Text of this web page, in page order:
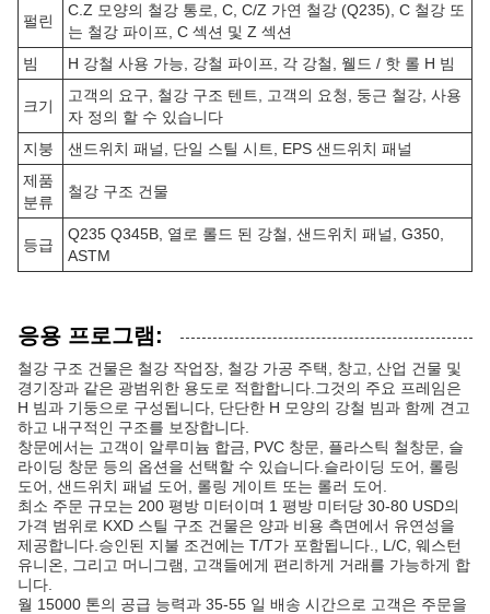
펄린
C.Z 모양의 철강 통로, C, C/Z 가연 철강 (Q235), C 철강 또
는 철강 파이프, C 섹션 및 Z 섹션
빔
H 강철 사용 가능, 강철 파이프, 각 강철, 웰드 / 핫 롤 H 빔
크기
고객의 요구, 철강 구조 텐트, 고객의 요청, 둥근 철강, 사용
자 정의 할 수 있습니다
지붕
샌드위치 패널, 단일 스틸 시트, EPS 샌드위치 패널
제품
분류
철강 구조 건물
등급
Q235 Q345B, 열로 롤드 된 강철, 샌드위치 패널, G350,
ASTM
응용 프로그램:
철강 구조 건물은 철강 작업장, 철강 가공 주택, 창고, 산업 건물 및
경기장과 같은 광범위한 용도로 적합합니다.그것의 주요 프레임은
H 빔과 기둥으로 구성됩니다, 단단한 H 모양의 강철 빔과 함께 견고
하고 내구적인 구조를 보장합니다.
창문에서는 고객이 알루미늄 합금, PVC 창문, 플라스틱 철창문, 슬
라이딩 창문 등의 옵션을 선택할 수 있습니다.슬라이딩 도어, 롤링
도어, 샌드위치 패널 도어, 롤링 게이트 또는 롤러 도어.
최소 주문 규모는 200 평방 미터이며 1 평방 미터당 30-80 USD의
가격 범위로 KXD 스틸 구조 건물은 양과 비용 측면에서 유연성을
제공합니다.승인된 지불 조건에는 T/T가 포함됩니다., L/C, 웨스턴
유니온, 그리고 머니그램, 고객들에게 편리하게 거래를 가능하게 합
니다.
월 15000 톤의 공급 능력과 35-55 일 배송 시간으로 고객은 주문을